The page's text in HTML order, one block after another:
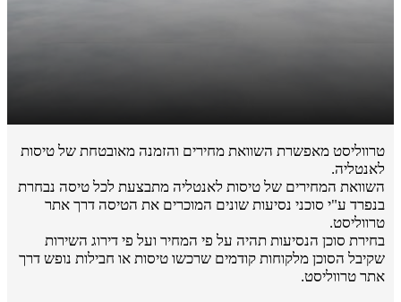
טרווליסט מאפשרת השוואת מחירים והזמנה מאובטחת של טיסות
לאנטליה.
השוואת המחירים של טיסות לאנטליה מתבצעת לכל טיסה נבחרת
בנפרד ע"י סוכני נסיעות שונים המוכרים את הטיסה דרך אתר
טרווליסט.
בחירת סוכן הנסיעות תהיה על פי המחיר ועל פי דירוג השירות
שקיבל הסוכן מלקוחות קודמים שרכשו טיסות או חבילות נופש דרך
אתר טרווליסט.